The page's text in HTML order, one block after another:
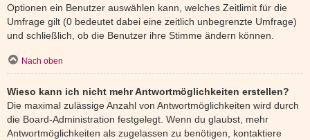
Optionen ein Benutzer auswählen kann, welches Zeitlimit für die
Umfrage gilt (0 bedeutet dabei eine zeitlich unbegrenzte Umfrage)
und schließlich, ob die Benutzer ihre Stimme ändern können.
Nach oben
Wieso kann ich nicht mehr Antwortmöglichkeiten erstellen?
Die maximal zulässige Anzahl von Antwortmöglichkeiten wird durch
die Board-Administration festgelegt. Wenn du glaubst, mehr
Antwortmöglichkeiten als zugelassen zu benötigen, kontaktiere